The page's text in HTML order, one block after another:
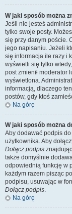
W jaki sposób można
Jeśli nie jesteś
tylko swoje posty.
się przy danym poście.
jego napisaniu. Jeżeli
się informacja ile razy i
wyświetli się tylko
post zmienił moderator
wyświetlona.
informacją, dlaczego
postów, gdy ktoś
Na górę
W jaki sposób można
Aby dodawać podpis
użytkownika. Aby
Dołącz podpis
także domyślnie
odpowiednią funkcję w
każdym razem pisząc
podpisu, usuwając w
Dołącz podpis.
Na górę